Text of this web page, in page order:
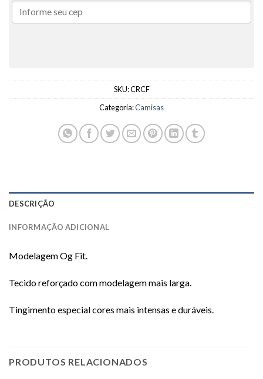
SKU:CRCF
Categoria:Camisas
DESCRIÇÃO
INFORMAÇÃO ADICIONAL
Modelagem Og Fit.
Tecido reforçado com modelagem mais larga.
Tingimento especial cores mais intensas e duráveis.
PRODUTOS RELACIONADOS